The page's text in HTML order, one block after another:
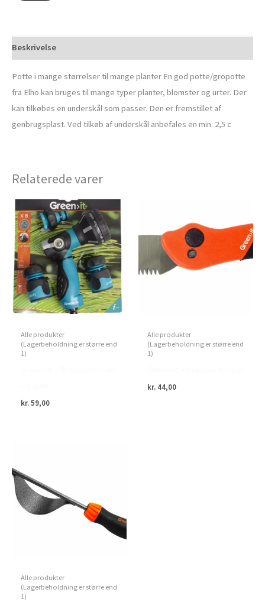
Beskrivelse
Potte i mange størrelser til mange planter En god potte/gropotte
fra Elho kan bruges til mange typer planter, blomster og urter. Der
kan tilkøbes en underskål som passer. Den er fremstillet af
genbrugsplast. Ved tilkøb af underskål anbefales en min. 2,5 c
Relaterede varer
Alle produkter
(Lagerbeholdning er større end
1)
kr.59,00
Alle produkter
(Lagerbeholdning er større end
1)
kr. 44,00
Alle produkter
(Lagerbeholdning er større end
1)